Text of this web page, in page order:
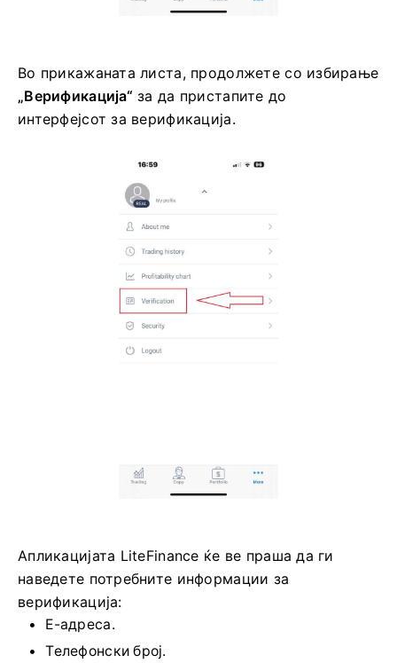
Во прикажаната листа, продолжете со избирање
„Верификација“ за да пристапите до
интерфејсот за верификација.
Апликацијата LiteFinance ќе ве праша да ги
наведете потребните информации за
верификација:
Е-адреса.
Телефонски број.